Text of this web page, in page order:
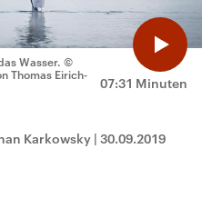
07:31 Minuten
Wasser. ©
Thomas Eirich-
Karkowsky | 30.09.2019